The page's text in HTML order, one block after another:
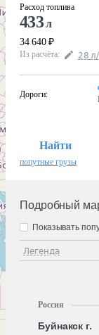
Расход топлива
433л
34 640 ₽
Из расчёта: 28 л
Дороги:
Найти
попутные грузы
Подробный
Легенда
Показывать
Россия
Буйнакск г.